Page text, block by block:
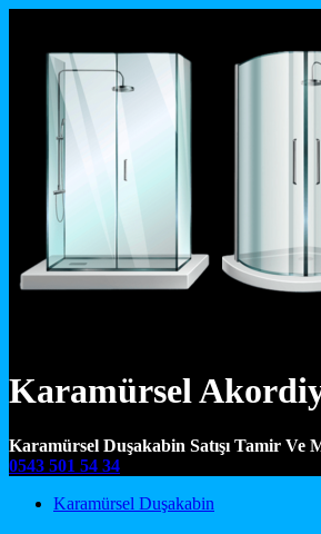
Karamürsel
Karamürsel Duşakabin Satışı Tamir Ve
0543 501 54 34
Main Navigation
Karamürsel Duşakabin